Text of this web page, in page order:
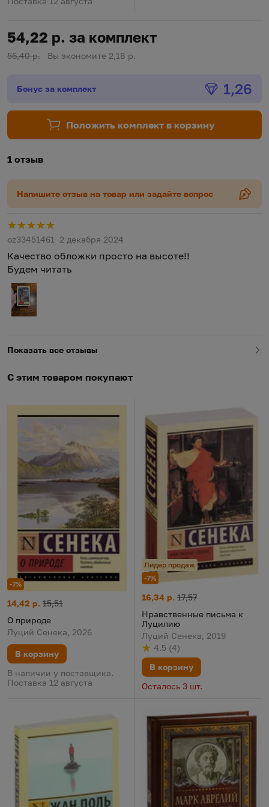
54,22 р. за комплект
56,40 р. Вы экономите 2,18 р.
Бонус за комплект Бонус
1,26
Положить комплект в корзину
1 отзыв
Напишите отзыв на товар или задайте вопрос
oz33451461 2 декабря 2024
Качество обложки просто на высоте!!
Будем читать
Показать все отзывы
С этим товаром покупают
-7%
О природе
Цена:
14,42 р.
Старая цена:
15,51
О природе
Луций Сенека, 2026
В корзину
В наличии у поставщика.
Поставка 12 августа
Лидер продаж
-7%
Нравственные письма к
Цена:
16,34 р.
Старая цена:
17,57
Нравственные письма к
Луцилию
Луций Сенека, 2019
Рейтинг
4.5
из 5 (
по результату
4
голосов )
В корзину
Осталось 3 шт.